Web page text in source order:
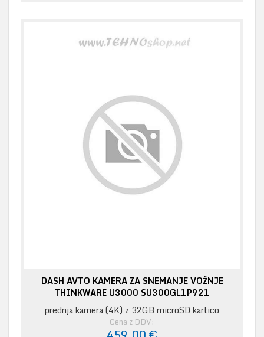
DASH AVTO KAMERA ZA SNEMANJE VOŽNJE
THINKWARE U3000 SU300GL1P921
prednja kamera (4K) z 32GB microSD kartico
Cena z DDV: